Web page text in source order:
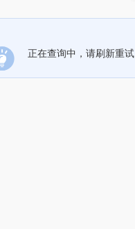
正在查询中，请刷新重试